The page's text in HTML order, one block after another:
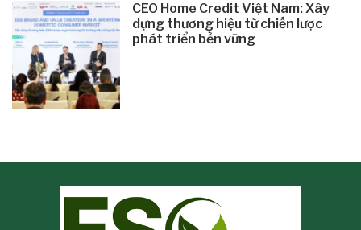
CEO Home Credit Việt Nam: Xây
dựng thương hiệu từ chiến lược
phát triển bền vững